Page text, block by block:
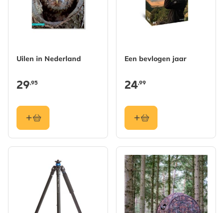
Uilen in Nederland
29,95
Een bevlogen jaar
24,99